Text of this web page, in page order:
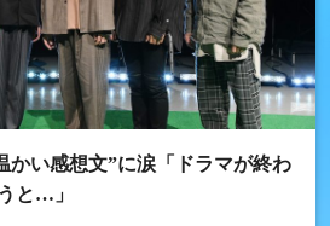
かい感想文”に涙「ドラマが終わ
と…」